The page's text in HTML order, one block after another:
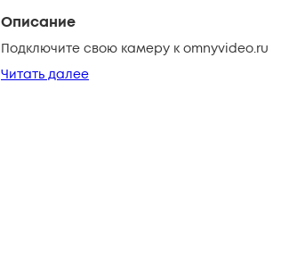
Описание
Подключите свою камеру к omnyvideo.ru
Читать далее